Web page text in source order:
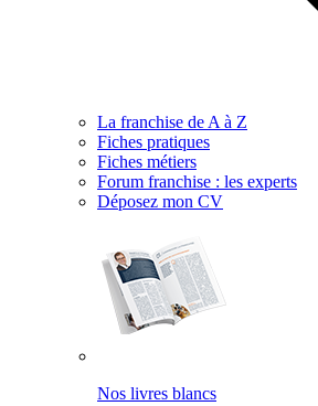
La franchise de A à Z
Fiches pratiques
Fiches métiers
Forum franchise : les experts
Déposez mon CV
Nos livres blancs